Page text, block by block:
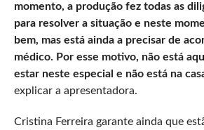
momento, a produção fez todas as
para resolver a situação e neste
bem, mas está ainda a precisar de
médico. Por esse motivo, não está
estar neste especial e não está na
explicar a apresentadora.
Cristina Ferreira garante ainda que